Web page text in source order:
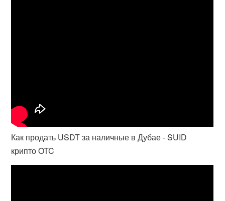
Как продать USDT за наличные в Дубае - SUID
крипто OTC